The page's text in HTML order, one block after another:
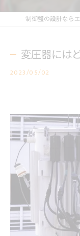
変圧器には
2023/05/02